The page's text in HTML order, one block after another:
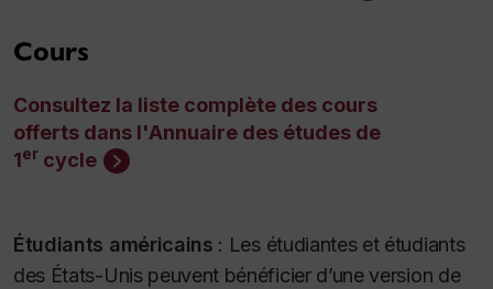
Cours
Consultez la liste complète des cours
offerts dans l'Annuaire des études de
1er cycle
Étudiants américains : Les étudiantes et étudiants
des États-Unis peuvent bénéficier d’une version de